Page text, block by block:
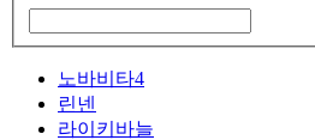
노바비타4
린넨
라이키바늘